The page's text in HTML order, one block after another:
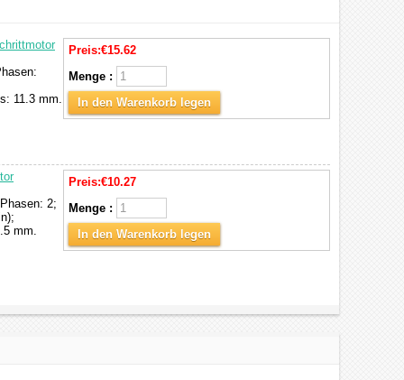
11.3 mm.
Preis:€15.62
Menge :
In den Warenkorb legen
2;
mm.
Preis:€10.27
Menge :
In den Warenkorb legen